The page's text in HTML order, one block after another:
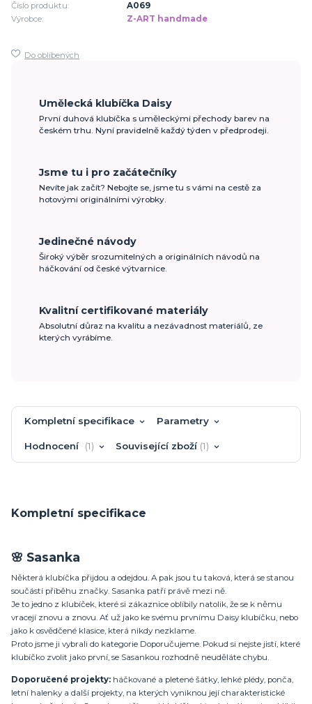
Číslo produktu:
A069
Výrobce:
Z-ART handmade
Do oblíbených
Umělecká klubíčka Daisy
První duhová klubíčka s uměleckými přechody barev na
českém trhu. Nyní pravidelně každý týden v předprodeji.
Jsme tu i pro začátečníky
Nevíte jak začít? Nebojte se, jsme tu s vámi na cestě za
hotovými originálními výrobky.
Jedinečné návody
Široký výběr srozumitelných a originálních návodů na
háčkování od české výtvarnice.
Kvalitní certifikované materiály
Absolutní důraz na kvalitu a nezávadnost materiálů, ze
kterých vyrábíme.
Kompletní specifikace Parametry
Hodnocení 1 Související zboží 1
Kompletní specifikace
🌸 Sasanka
Některá klubíčka přijdou a odejdou. A pak jsou tu taková, která se stanou
součástí příběhu značky. Sasanka patří právě mezi ně.
Je to jedno z klubíček, které si zákaznice oblíbily natolik, že se k němu
vracejí znovu a znovu. Ať už jako ke svému prvnímu Daisy klubíčku, nebo
jako k osvědčené klasice, která nikdy nezklame.
Proto jsme ji vybrali do kategorie Doporučujeme. Pokud si nejste jistí, které
klubíčko zvolit jako první, se Sasankou rozhodně neuděláte chybu.
Doporučené projekty: háčkované a pletené šátky, lehké plédy, ponča,
letní halenky a další projekty, na kterých vyniknou její charakteristické